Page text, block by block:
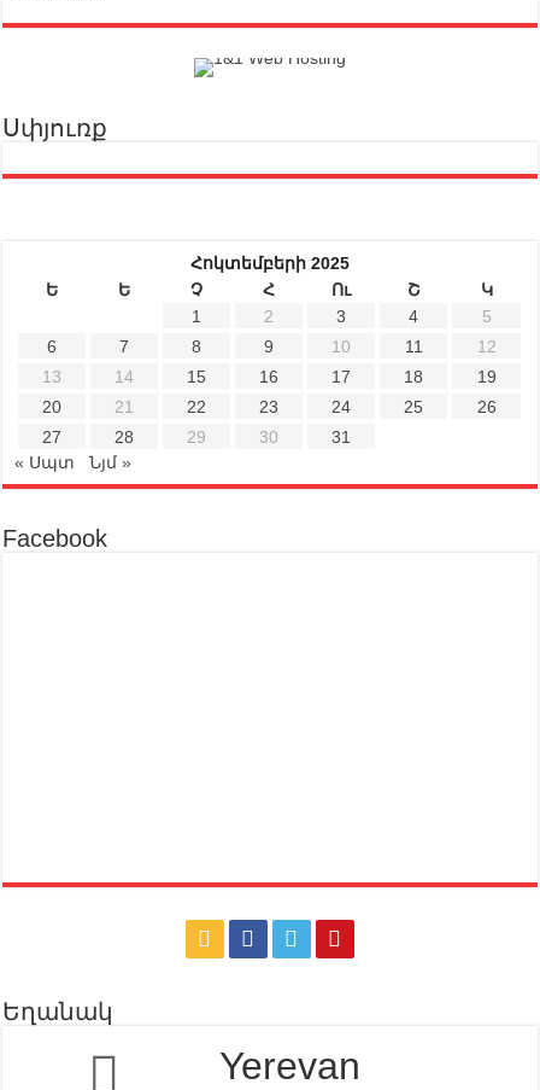
Սփյուռք
Հոկտեմբերի 2025
Ե
Ե Չ Հ Ու Շ
Կ
1
2 3 4
5
6
7 8 9 10 11
12
13
14 15 16 17 18
19
20
21 22 23 24 25
26
27
28 29 30
31
« Սպտ
Նյմ »
Facebook
Եղանակ
Yerevan